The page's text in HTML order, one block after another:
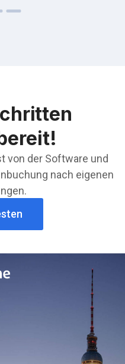
von der Software und
nach eigenen